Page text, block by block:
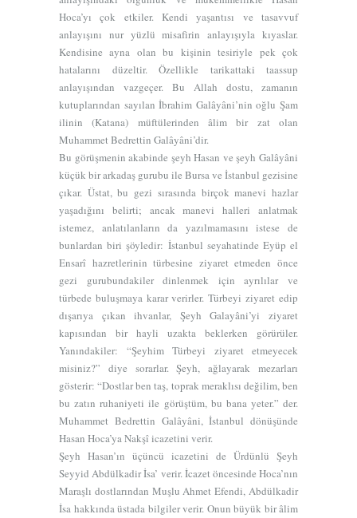
Hoca’yı çok etkiler. Kendi yaşantısı ve tasavvuf
anlayışını nur yüzlü misafirin anlayışıyla kıyaslar.
Kendisine ayna olan bu kişinin tesiriyle pek çok
hatalarını düzeltir. Özellikle tarikattaki taassup
anlayışından vazgeçer. Bu Allah dostu, zamanın
kutuplarından sayılan İbrahim Galâyâni’nin oğlu Şam
ilinin (Katana) müftülerinden âlim bir zat olan
Muhammet Bedrettin Galâyâni’dir.
Bu görüşmenin akabinde şeyh Hasan ve şeyh Galâyâni
küçük bir arkadaş gurubu ile Bursa ve İstanbul gezisine
çıkar. Üstat, bu gezi sırasında birçok manevi hazlar
yaşadığını belirti; ancak manevi halleri anlatmak
istemez, anlatılanların da yazılmamasını istese de
bunlardan biri şöyledir: İstanbul seyahatinde Eyüp el
Ensarî hazretlerinin türbesine ziyaret etmeden önce
gezi gurubundakiler dinlenmek için ayrılılar ve
türbede buluşmaya karar verirler. Türbeyi ziyaret edip
dışarıya çıkan ihvanlar, Şeyh Galayâni’yi ziyaret
kapısından bir hayli uzakta beklerken görürüler.
Yanındakiler: “Şeyhim Türbeyi ziyaret etmeyecek
misiniz?” diye sorarlar. Şeyh, ağlayarak mezarları
gösterir: “Dostlar ben taş, toprak meraklısı değilim, ben
bu zatın ruhaniyeti ile görüştüm, bu bana yeter.” der.
Muhammet Bedrettin Galâyâni, İstanbul dönüşünde
Hasan Hoca’ya Nakşî icazetini verir.
Şeyh Hasan’ın üçüncü icazetini de Ürdünlü Şeyh
Seyyid Abdülkadir İsa’ verir. İcazet öncesinde Hoca’nın
Maraşlı dostlarından Muşlu Ahmet Efendi, Abdülkadir
İsa hakkında üstada bilgiler verir. Onun büyük bir âlim